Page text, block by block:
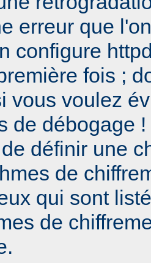
erreur que
configure
fois ;
vous voulez
de débogage
définir une
de
qui sont
de